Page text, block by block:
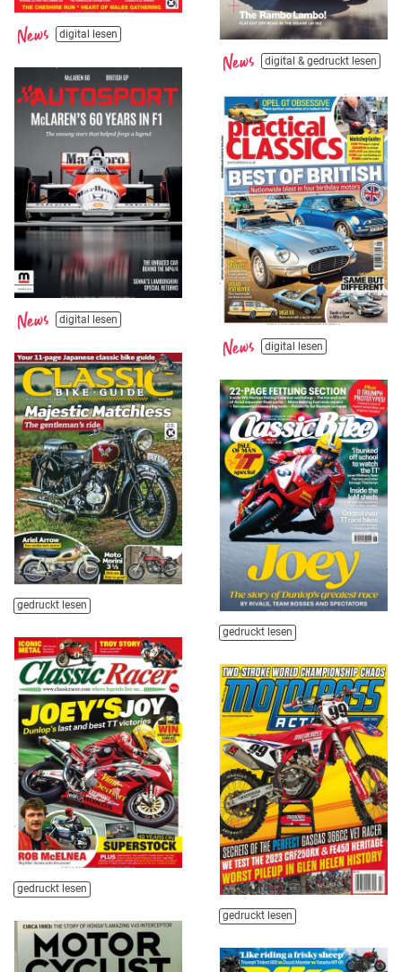
digital lesen
digital & gedruckt lesen
digital lesen
digital lesen
gedruckt lesen
gedruckt lesen
gedruckt lesen
gedruckt lesen